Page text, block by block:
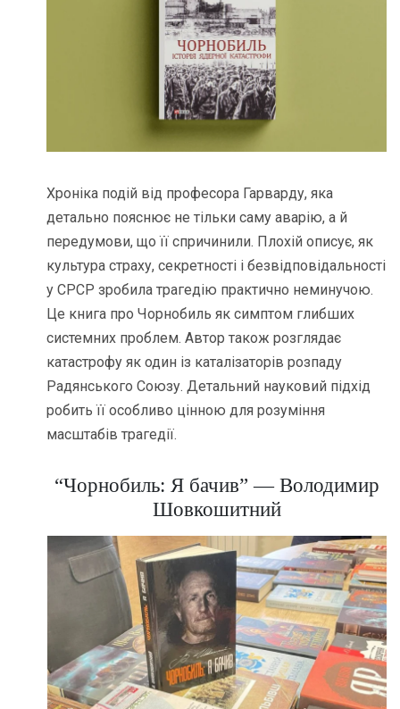
Хроніка подій від професора Гарварду, яка
детально пояснює не тільки саму аварію, а й
передумови, що її спричинили. Плохій описує, як
культура страху, секретності і безвідповідальності
у СРСР зробила трагедію практично неминучою.
Це книга про Чорнобиль як симптом глибших
системних проблем. Автор також розглядає
катастрофу як один із каталізаторів розпаду
Радянського Союзу. Детальний науковий підхід
робить її особливо цінною для розуміння
масштабів трагедії.
“Чорнобиль: Я бачив” — Володимир
Шовкошитний